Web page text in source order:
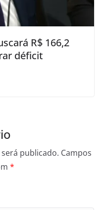
R$ 166,2
déficit
publicado. Campos
*